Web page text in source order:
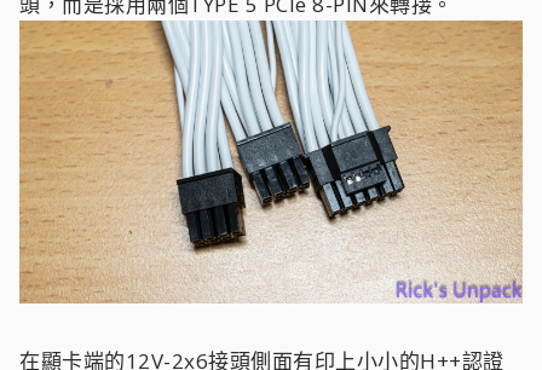
在顯卡端的12V-2x6接頭側面有印上小小的H++認證